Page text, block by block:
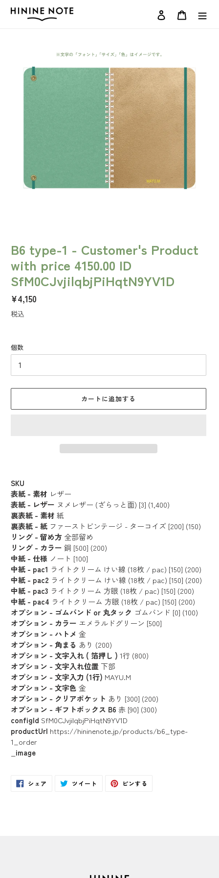
ログインカート
B6 type-1 - Customer's Product
with price 4150.00 ID
SfM0CJvjilqbjPiHqtN9YV1D
通
常
¥4,150
税込
個数
カートに追加する
ー
ト
に
商
品
を
追
加
す
る
SKU
表紙 - 素材 レザー
表紙 - レザー ヌメレザー (ざらっと面) [3] (1,400)
裏表紙 - 素材 紙
裏表紙 - 紙 ファーストビンテージ - ターコイズ [200] (150)
リング - 留め方 全部留め
リング - カラー 銅 [500] (200)
中紙 - 仕様 ノート [100]
中紙 - pac1 ライトクリーム けい線 (18枚 / pac) [150] (200)
中紙 - pac2 ライトクリーム けい線 (18枚 / pac) [150] (200)
中紙 - pac3 ライトクリーム 方眼 (18枚 / pac) [150] (200)
中紙 - pac4 ライトクリーム 方眼 (18枚 / pac) [150] (200)
オプション - ゴムバンド or 丸タック ゴムバンド [0] (100)
オプション - カラー エメラルドグリーン [500]
オプション - ハトメ 金
オプション - 角まる あり (200)
オプション - 文字入れ ( 箔押し ) 1行 (800)
オプション - 文字入れ位置 下部
オプション - 文字入力 (1行) MAYU.M
オプション - 文字色 金
オプション - クリアポケット あり [300] (200)
オプション - ギフトボックス B6 赤 [90] (300)
configId SfM0CJvjilqbjPiHqtN9YV1D
productUrl https://hininenote.jp/products/b6_type-
1_order
_image
シェア Facebookツイート Twitter ピンする